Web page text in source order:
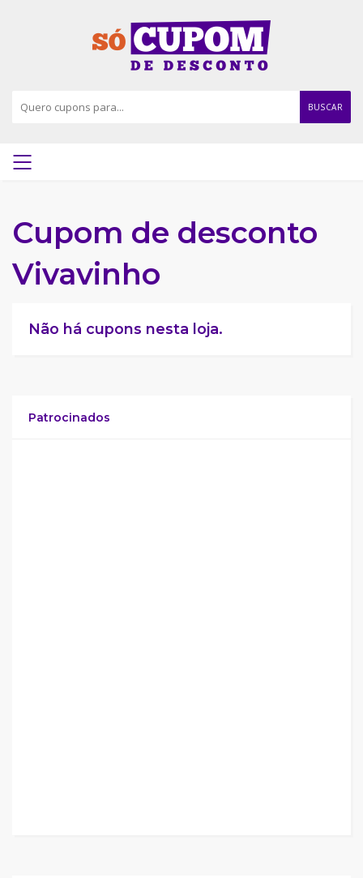
BUSCAR
Cupom de desconto
Vivavinho
Não há cupons nesta loja.
Patrocinados